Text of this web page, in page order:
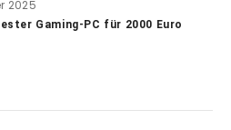
2025
Gaming-PC für 2000 Euro